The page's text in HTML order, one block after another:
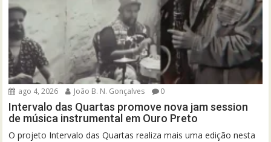
ago 4, 2026 João B. N. Gonçalves 0
Intervalo das Quartas promove nova jam session
de música instrumental em Ouro Preto
O projeto Intervalo das Quartas realiza mais uma edição nesta